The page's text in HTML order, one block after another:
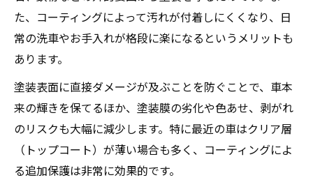
た、コーティングによって汚れが付着しにくくなり、日
常の洗車やお手入れが格段に楽になるというメリットも
あります。
塗装表面に直接ダメージが及ぶことを防ぐことで、車本
来の輝きを保てるほか、塗装膜の劣化や色あせ、剥がれ
のリスクも大幅に減少します。特に最近の車はクリア層
（トップコート）が薄い場合も多く、コーティングによ
る追加保護は非常に効果的です。